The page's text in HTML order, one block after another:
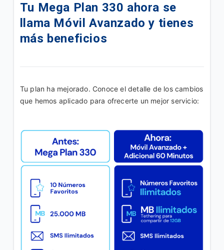
Ahora tu plan se llama Fácil Ote y disminuye la
tarifa a 149Bs
Ahora tu plan se llama Fácil On y disminuye la tarifa
Disfruta de tu Plan "Móvil Simple B"
Tus Paquetigos Ilimitados ahora en la App Yasta
Disfruta en tu linea del plan "Adicional Ilimitado
Inicial"
Conoce los pasos para verificar que la red 4G | LTE
de tu celular funciona correctamente
Tu Mega Plan 330 ahora se
llama Móvil Avanzado y tienes
más beneficios
Tu plan ha mejorado. Conoce el detalle de los cambios
que hemos aplicado para ofrecerte un mejor servicio: